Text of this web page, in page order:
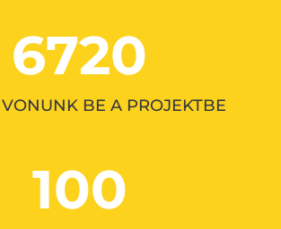
6720
BE A PROJEKTBE
100